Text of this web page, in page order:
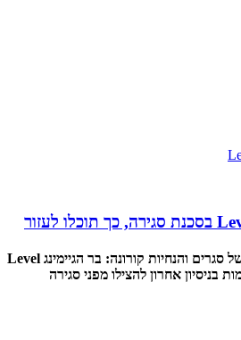
עוד קורבן פוטנציאלי של סגרים והנחיות קורונה: בר הגיימינג Level